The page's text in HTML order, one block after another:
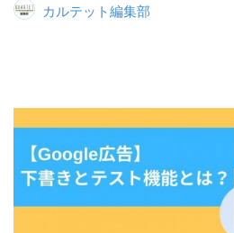
カルテット編集部